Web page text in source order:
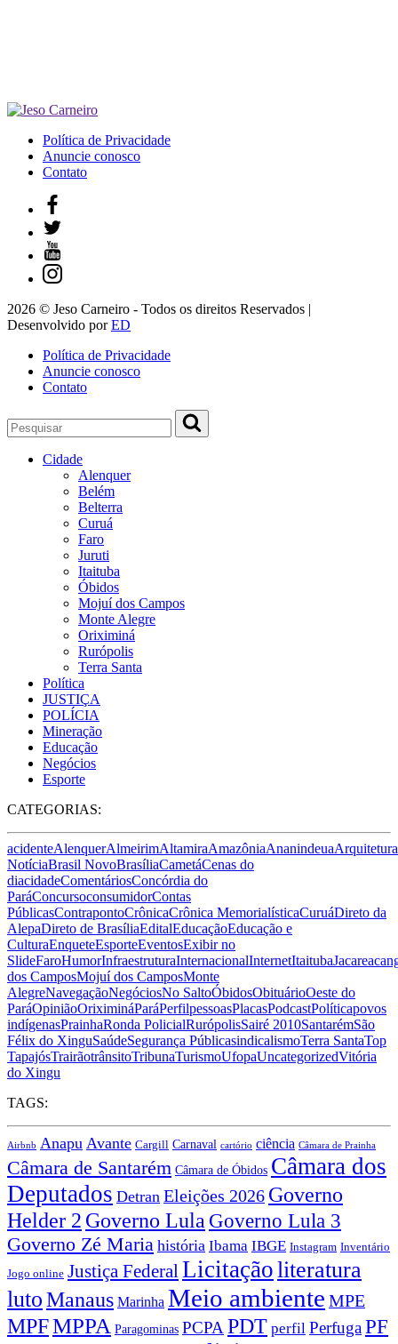
Política de Privacidade
Anuncie conosco
Contato
2026 © Jeso Carneiro - Todos os direitos Reservados |
Desenvolvido porED
Política de Privacidade
Anuncie conosco
Contato
Cidade
Alenquer
Belém
Belterra
Curuá
Faro
Juruti
Itaituba
Óbidos
Mojuí dos Campos
Monte Alegre
Oriximiná
Rurópolis
Terra Santa
Política
JUSTIÇA
POLÍCIA
Mineração
Educação
Negócios
Esporte
CATEGORIAS:
acidenteAlenquerAlmeirimAltamiraAmazôniaAnanindeuaArquitetura
NotíciaBrasil NovoBrasíliaCametáCenas do
diacidadeComentáriosConcórdia do
ParáConcursoconsumidorContas
PúblicasContrapontoCrônicaCrônica MemorialísticaCuruáDireto da
AlepaDireto de BrasíliaEditalEducaçãoEducação e
CulturaEnqueteEsporteEventosExibir no
SlideFaroHumorInfraestruturaInternacionalInternetItaituba
dos CamposMojuí dos CamposMonte
AlegreNavegaçãoNegóciosNo SaltoÓbidosObituárioOeste do
ParáOpiniãoOriximináParáPerfilpessoasPlacasPodcastPolíticapovos
indígenasPrainhaRonda PolicialRurópolisSairé 2010SantarémSão
Félix do XinguSaúdeSegurança PúblicasindicalismoTerra SantaTop
TapajósTrairãotrânsitoTribunaTurismoUfopaUncategorizedVitória
do Xingu
TAGS:
Airbnb Anapu Avante Cargill Carnaval cartório ciência Câmara de Prainha
Câmara de Santarém Câmara de Óbidos Câmara dos
Deputados Detran Eleições 2026 Governo
Helder 2 Governo Lula Governo Lula 3
Governo Zé Maria história Ibama IBGE Instagram Inventário
Jogo online Justiça Federal Licitaçãoliteratura
lutoManaus Marinha Meio ambiente MPE
MPFMPPA Paragominas PCPA PDT perfil PerfugaPF